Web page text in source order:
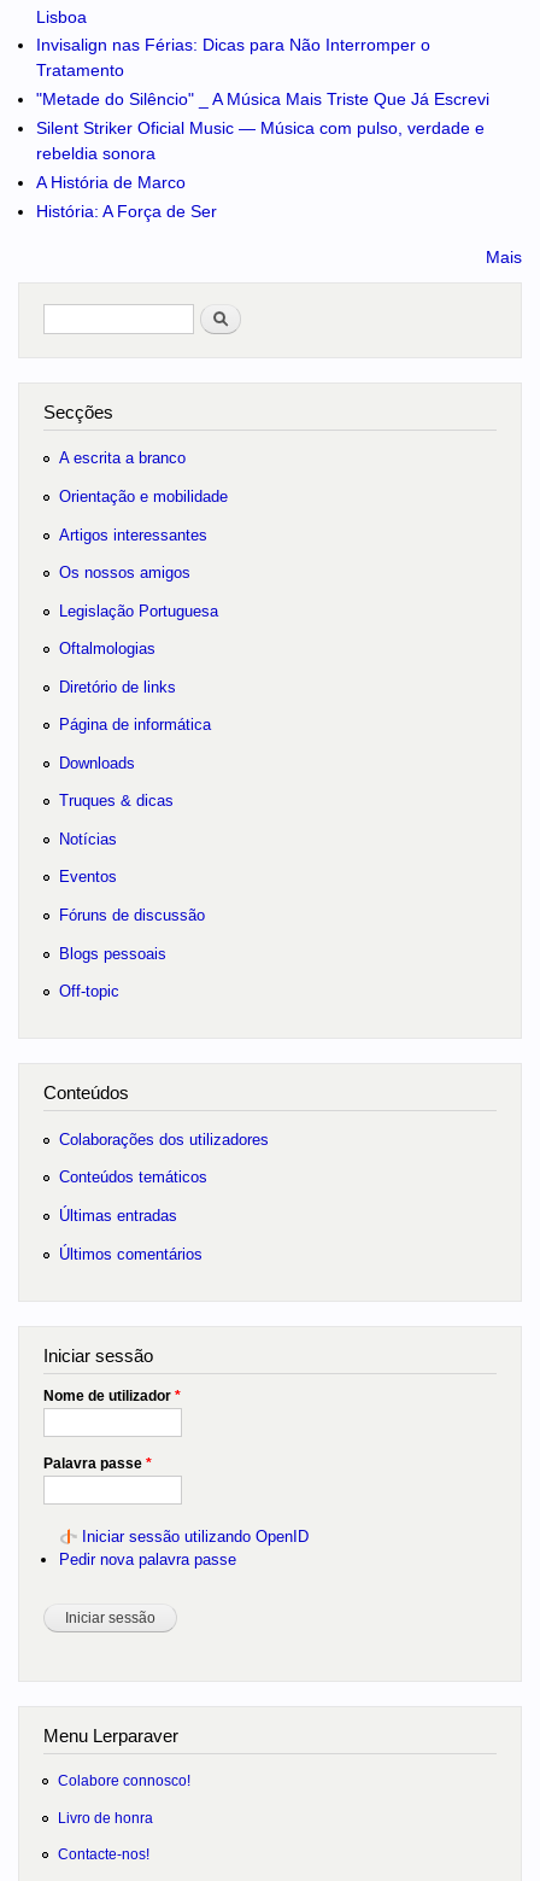
Lisboa
Invisalign nas Férias: Dicas para Não Interromper o
Tratamento
"Metade do Silêncio" _ A Música Mais Triste Que Já Escrevi
Silent Striker Oficial Music — Música com pulso, verdade e
rebeldia sonora
A História de Marco
História: A Força de Ser
Mais
Pesquisar
no portal
Secções
A escrita a branco
Orientação e mobilidade
Artigos interessantes
Os nossos amigos
Legislação Portuguesa
Oftalmologias
Diretório de links
Página de informática
Downloads
Truques & dicas
Notícias
Eventos
Fóruns de discussão
Blogs pessoais
Off-topic
Conteúdos
Colaborações dos utilizadores
Conteúdos temáticos
Últimas entradas
Últimos comentários
Iniciar sessão
Nome de utilizador *
Palavra passe *
Iniciar sessão utilizando OpenID
Pedir nova palavra passe
Menu Lerparaver
Colabore connosco!
Livro de honra
Contacte-nos!